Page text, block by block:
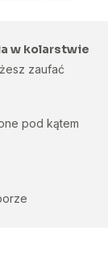
w kolarstwie
zaufać
pod kątem